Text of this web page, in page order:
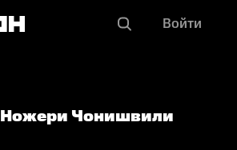
Войти
Ножери Чонишвили